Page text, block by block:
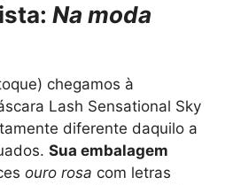
Na moda
chegamos à
Lash Sensational Sky
diferente daquilo a
Sua embalagem
ouro rosa com letras